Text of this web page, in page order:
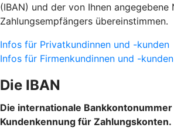
(IBAN) und der von Ihnen angegebene
Zahlungsempfängers übereinstimmen.
Infos für Privatkundinnen und -kunden
Infos für Firmenkundinnen und -kunden
Die IBAN
Die internationale
Kundenkennung für Zahlungskonten.